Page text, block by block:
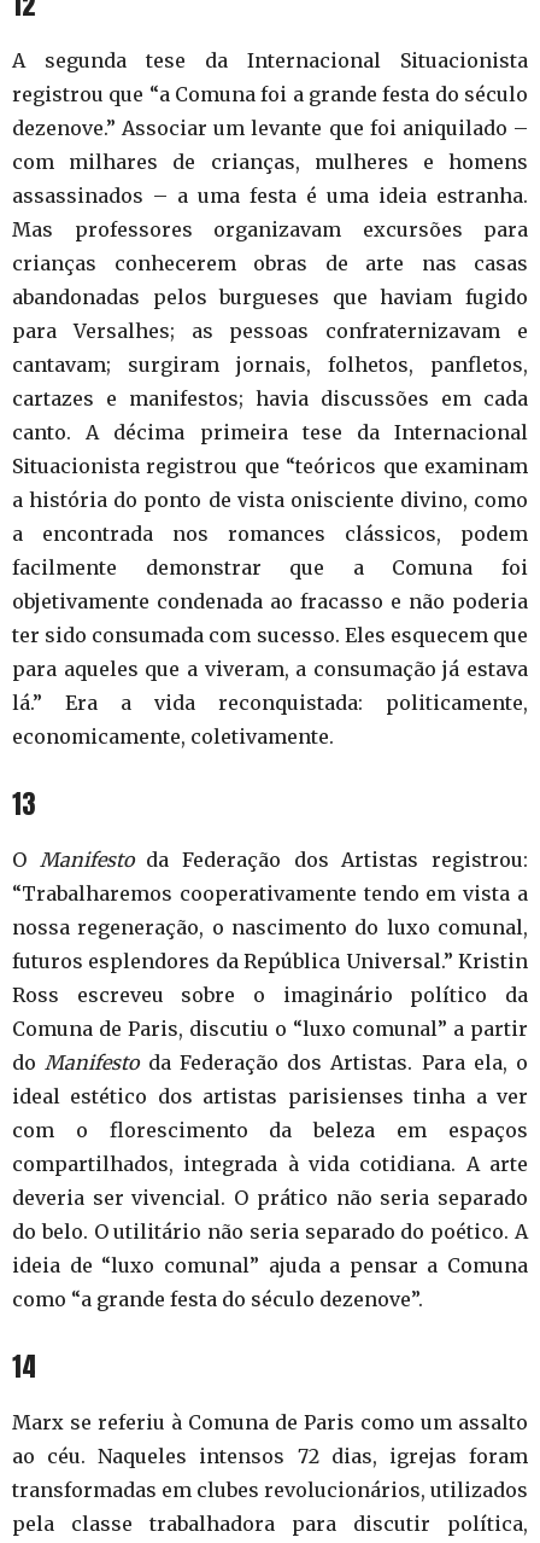
A segunda tese da Internacional Situacionista
registrou que “a Comuna foi a grande festa do século
dezenove.” Associar um levante que foi aniquilado –
com milhares de crianças, mulheres e homens
assassinados – a uma festa é uma ideia estranha.
Mas professores organizavam excursões para
crianças conhecerem obras de arte nas casas
abandonadas pelos burgueses que haviam fugido
para Versalhes; as pessoas confraternizavam e
cantavam; surgiram jornais, folhetos, panfletos,
cartazes e manifestos; havia discussões em cada
canto. A décima primeira tese da Internacional
Situacionista registrou que “teóricos que examinam
a história do ponto de vista onisciente divino, como
a encontrada nos romances clássicos, podem
facilmente demonstrar que a Comuna foi
objetivamente condenada ao fracasso e não poderia
ter sido consumada com sucesso. Eles esquecem que
para aqueles que a viveram, a consumação já estava
lá.” Era a vida reconquistada: politicamente,
economicamente, coletivamente.
13
O Manifestoda Federação dos Artistas registrou:
“Trabalharemos cooperativamente tendo em vista a
nossa regeneração, o nascimento do luxo comunal,
futuros esplendores da República Universal.” Kristin
Ross escreveu sobre o imaginário político da
Comuna de Paris, discutiu o “luxo comunal” a partir
do Manifestoda Federação dos Artistas. Para ela, o
ideal estético dos artistas parisienses tinha a ver
com o florescimento da beleza em espaços
compartilhados, integrada à vida cotidiana. A arte
deveria ser vivencial. O prático não seria separado
do belo. O utilitário não seria separado do poético. A
ideia de “luxo comunal” ajuda a pensar a Comuna
como “a grande festa do século dezenove”.
14
Marx se referiu à Comuna de Paris como um assalto
ao céu. Naqueles intensos 72 dias, igrejas foram
transformadas em clubes revolucionários, utilizados
pela classe trabalhadora para discutir política,